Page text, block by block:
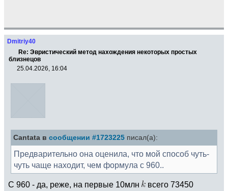
Dmitriy40
Re: Эвристический метод нахождения некоторых простых
близнецов
25.04.2026, 16:04
Cantata в сообщении #1723225 писал(а):
Предварительно она оценила, что мой способ чуть-
чуть чаще находит, чем формула с 960..
С 960 - да, реже, на первые 10млн
всего 73450